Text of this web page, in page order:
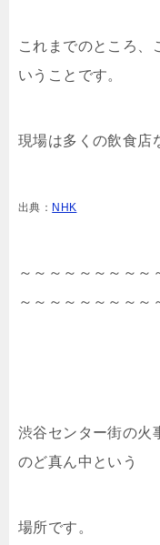
これまでのところ、
いうことです。
現場は多くの飲食店
出典： NHK
～～～～～～～～～
～～～～～～～～～
渋谷センター街の火
のど真ん中という
場所です。